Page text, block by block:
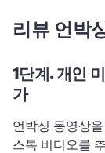
리뷰 언박
1단계.개인
가
언박싱 동영상
스톡 비디오를